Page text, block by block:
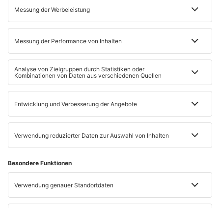
einverstanden.
Medien GmbH bei Auswahl der Zahlart Lastschrift, Zahlungen von
Ihrem Konto mittels Lastschrift einzuziehen. Für die Nutzung
unserer digitalen Abonnements wird einKundenkonto der Main-
Postbenötigt, für das gesonderte Nutzungsbedingungen gelten.
Sofern Sie noch kein Kundenkonto besitzen, wird dieses im Rahmen
der Bestellung automatisch erstellt. Sie bestätigen außerdem, dass
Sie dieNutzungsbedingungen,AGBund dieHinweise zum
Verantwortliche Stellen sind die Main-Post GmbH und die MPO
Medien GmbH. Wir verarbeiten Ihre Daten gem. Art. 6 Abs. 1 lit. b
DSGVO zur Vertragserfüllung und gem. Art. 6 Abs. 1 lit. f DSGVO zur
Kundenbetreuung und sofern Sie eingewilligt haben oder wir
gesetzlich dazu berechtigt sind für werbliche Zwecke per E-Mail